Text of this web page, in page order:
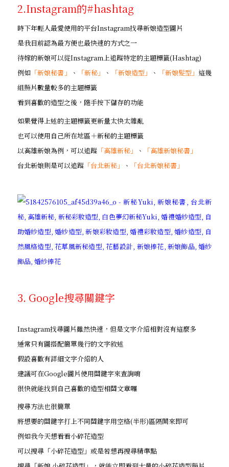
2.Instagram的#hashtag
時下年輕人最愛使用的平台Instagram找尋新娘造型圖片
是我目前認為最方便也最快速的方式之一
待嫁的新娘可以從Instagram上追蹤特定的主題標籤(Hashtag)
例如「新娘秘書」 、 「新秘」 、 「新娘造型」 、 「新娘髮型」這幾
組照片數量較多的主題標籤
看到喜歡的造型之後，隨手按下儲存的功能
如果覺得上述的主題標籤更新量太快太雜亂
也可以使用自己所在地區＋新秘的主題標籤
以高雄新娘為例，可以追蹤「高雄新秘」 、
「高雄新娘秘書」
台北新娘則是可以追蹤「台北新秘」 、 「台北新娘秘書」
3. Google搜尋關鍵字
Instagram找尋圖片雖然快速，但是文字介紹相對沒有這麼多
通常只有圖搭配簡單幾行的文字敘述
假設喜歡有詳細文字介紹的人
建議可在Google圖片使用關鍵字來查詢唷
很快就能找到自己喜歡的造型相關文章囉
搜尋方法也很簡單
將想要的關鍵字打上不同關鍵字用空格(半形)區隔開來即可
例如我今天想看看小碎花造型
可以搜尋「小碎花造型」或是若想再搜尋精準點